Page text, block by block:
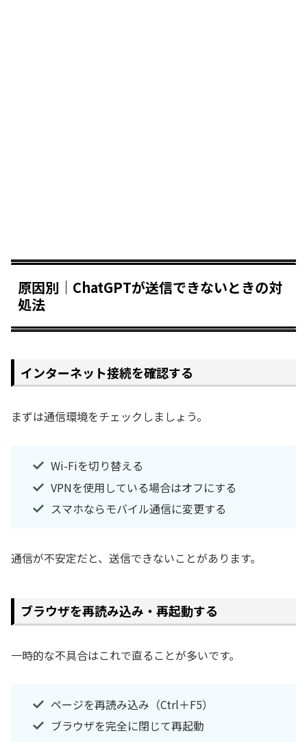
原因別｜ChatGPTが送信できないときの対
処法
インターネット接続を確認する
まずは通信環境をチェックしましょう。
Wi-Fiを切り替える
VPNを使用している場合はオフにする
スマホならモバイル通信に変更する
通信が不安定だと、送信できないことがあります。
ブラウザを再読み込み・再起動する
一時的な不具合はこれで直ることが多いです。
ページを再読み込み（Ctrl＋F5）
ブラウザを完全に閉じて再起動